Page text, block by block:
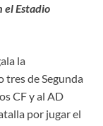
el Estadio
la
tres de Segunda
CF y al AD
por jugar el